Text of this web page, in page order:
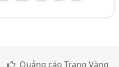
Quảng cáo Trang Vàng